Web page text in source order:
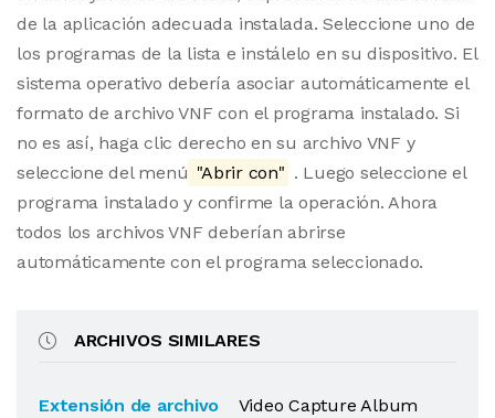
de la aplicación adecuada instalada. Seleccione uno de
los programas de la lista e instálelo en su dispositivo. El
sistema operativo debería asociar automáticamente el
formato de archivo VNF con el programa instalado. Si
no es así, haga clic derecho en su archivo VNF y
seleccione del menú "Abrir con" . Luego seleccione el
programa instalado y confirme la operación. Ahora
todos los archivos VNF deberían abrirse
automáticamente con el programa seleccionado.
ARCHIVOS SIMILARES
Extensión de archivo
Video Capture Album